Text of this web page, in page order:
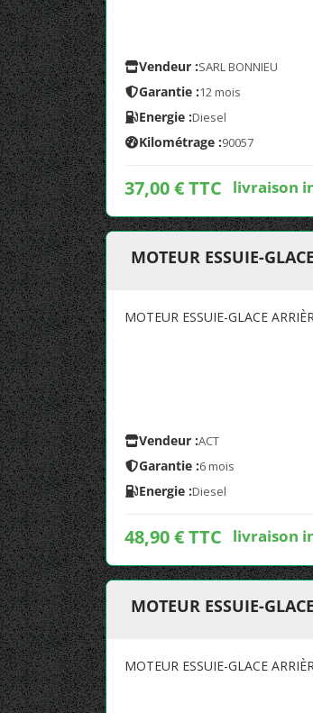
Vendeur :SARL BONNIEU
Garantie :12 mois
Energie :Diesel
Kilométrage :90057
37,00 € TTC livraison
MOTEUR ESSUIE-
MOTEUR ESSUIE-GLACE
Vendeur :ACT
Garantie :6 mois
Energie :Diesel
48,90 € TTC livraison
MOTEUR ESSUIE-
MOTEUR ESSUIE-GLACE